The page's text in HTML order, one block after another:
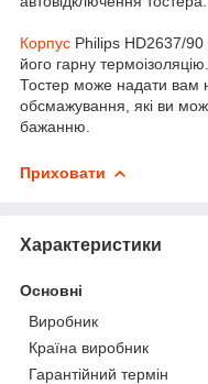
Корпус Philips HD2637/90
його гарну термоізоляцію.
Тостер може надати вам
обсмажування, які ви
бажанню.
Приховати
Характеристики
Основні
Виробник
Країна виробник
Гарантійний термін